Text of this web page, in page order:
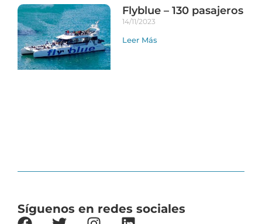
Flyblue – 130 pasajeros
14/11/2023
Leer Más
Síguenos en redes sociales